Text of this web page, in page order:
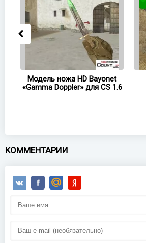
Модель ножа HD Bayonet
«Gamma Doppler» для CS 1.6
КОММЕНТАРИИ